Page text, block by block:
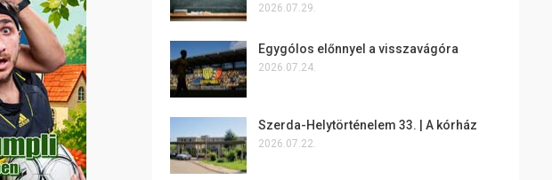
2026.07.29.
Egygólos előnnyel a visszavágóra
2026.07.24.
Szerda-Helytörténelem 33. | A kórház
2026.07.22.